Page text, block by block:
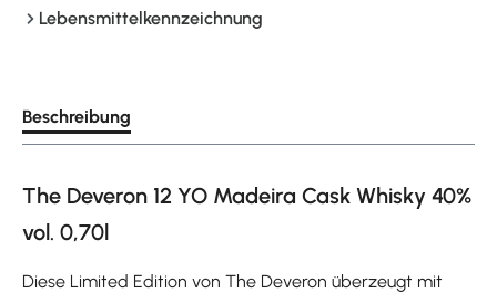
Lebensmittelkennzeichnung
Beschreibung
The Deveron 12 YO Madeira Cask Whisky 40%
vol. 0,70l
Diese Limited Edition von The Deveron überzeugt mit